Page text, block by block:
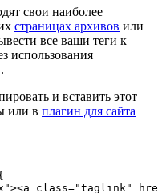
свои наиболее
страницах архивов или
все ваши теги к
использования
и вставить этот
или в плагин для сайта
class="taglink"